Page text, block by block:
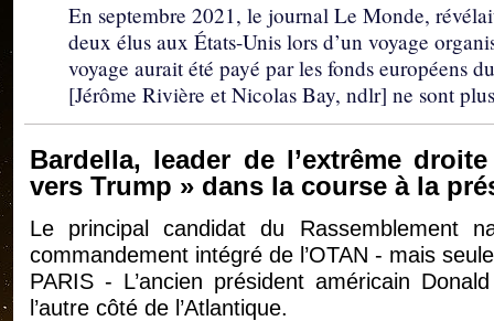
En septembre 2021, le journal Le Monde,
deux élus aux États-Unis lors d’un voyage
voyage aurait été payé par les fonds européens
[Jérôme Rivière et Nicolas Bay, ndlr] ne sont
Bardella, leader de l’extrême
vers Trump » dans la course à la
Le principal candidat du Rassemblement
commandement intégré de l’OTAN - mais
PARIS - L’ancien président américain
l’autre côté de l’Atlantique.